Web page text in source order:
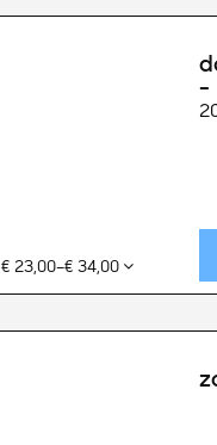
€ 23,00–€ 34,00